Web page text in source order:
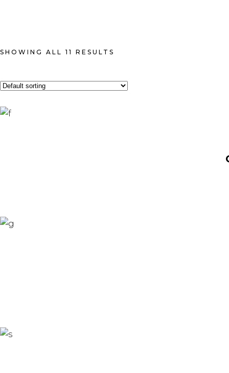
SHOWING ALL 11 RESULTS